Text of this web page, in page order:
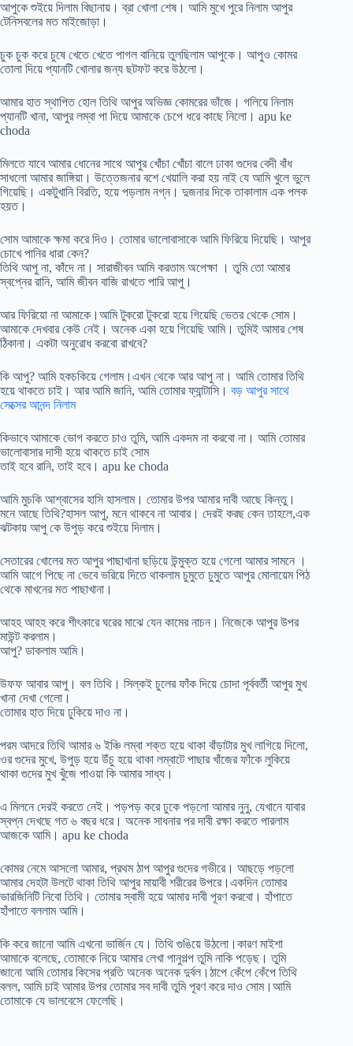
আপুকে শুইয়ে দিলাম বিছানায়। ব্রা খোলা শেষ। আমি মুখে পুরে নিলাম আপুর
টেনিসবলের মত মাইজোড়া।
চুক চুক করে চুষে খেতে খেতে পাগল বানিয়ে তুলছিলাম আপুকে। আপুও কোমর
তোলা দিয়ে প্যানটি খোলার জন্য ছটফট করে উঠলো।
আমার হাত স্থাপিত হোল তিথি আপুর অভিজ্ঞ কোমরের ভাঁজে। গলিয়ে নিলাম
প্যানটি খানা, আপুর লম্বা পা দিয়ে আমাকে চেপে ধরে কাছে নিলো। apu ke
choda
মিলতে যাবে আমার ধোনের সাথে আপুর খোঁচা খোঁচা বালে ঢাকা গুদের বেদী বাঁধ
সাধলো আমার জাঙ্গিয়া। উত্তেজনার বশে খেয়ালি করা হয় নাই যে আমি খুলে ভুলে
গিয়েছি। একটুখানি বিরতি, হয়ে পড়লাম নগ্ন। দুজনার দিকে তাকালাম এক পলক
হয়ত।
সোম আমাকে ক্ষমা করে দিও। তোমার ভালোবাসাকে আমি ফিরিয়ে দিয়েছি। আপুর
চোখে পানির ধারা কেন?
তিথি আপু না, কাঁদে না। সারাজীবন আমি করতাম অপেক্ষা । তুমি তো আমার
স্বপ্নের রানি, আমি জীবন বাজি রাখতে পারি আপু।
আর ফিরিয়ো না আমাকে।আমি টুকরো টুকরো হয়ে গিয়েছি ভেতর থেকে সোম।
আমাকে দেখবার কেউ নেই। অনেক একা হয়ে গিয়েছি আমি। তুমিই আমার শেষ
ঠিকানা। একটা অনুরোধ করবো রাখবে?
কি আপু? আমি হকচকিয়ে গেলাম।এখন থেকে আর আপু না। আমি তোমার তিথি
হয়ে থাকতে চাই। আর আমি জানি, আমি তোমার ফ্যান্টাসি। বড় আপুর সাথে
সেক্সের আনন্দ নিলাম
কিভাবে আমাকে ভোগ করতে চাও তুমি, আমি একদম না করবো না। আমি তোমার
ভালোবাসার দাসী হয়ে থাকতে চাই সোম
তাই হবে রানি, তাই হবে। apu ke choda
আমি মুচকি আশ্বাসের হাসি হাসলাম। তোমার উপর আমার দাবী আছে কিন্তু।
মনে আছে তিথি?হাসল আপু, মনে থাকবে না আবার। দেরই করছ কেন তাহলে,এক
ঝটকায় আপু কে উপুড় করে শুইয়ে দিলাম।
সেতারের খোলের মত আপুর পাছাখানা ছড়িয়ে উন্মুক্ত হয়ে গেলো আমার সামনে ।
আমি আগে পিছে না ভেবে ভরিয়ে দিতে থাকলাম চুমুতে চুমুতে আপুর মোলায়েম পিঠ
থেকে মাখনের মত পাছাখানা।
আহহ আহহ করে শীৎকারে ঘরের মাঝে যেন কামের নাচন। নিজেকে আপুর উপর
মাউন্ট করলাম।
আপু? ডাকলাম আমি।
উফফ আবার আপু। বল তিথি। সিল্কই চুলের ফাঁক দিয়ে চোদা পূর্ববর্তী আপুর মুখ
খানা দেখা গেলো।
তোমার হাত দিয়ে ঢুকিয়ে দাও না।
পরম আদরে তিথি আমার ৬ ইঞ্চি লম্বা শক্ত হয়ে থাকা বাঁড়াটার মুখ লাগিয়ে দিলো,
ওর গুদের মুখে, উপুড় হয়ে উঁচু হয়ে থাকা লম্বাটে পাছার খাঁজের ফাঁকে লুকিয়ে
থাকা গুদের মুখ খুঁজে পাওয়া কি আমার সাধ্য।
এ মিলনে দেরই করতে নেই। পড়পড় করে ঢুকে পড়লো আমার নুনু, যেখানে যাবার
স্বপ্ন দেখছে গত ৬ বছর ধরে। অনেক সাধনার পর দাবী রক্ষা করতে পারলাম
আজকে আমি। apu ke choda
কোমর নেমে আসলো আমার, প্রথম ঠাপ আপুর গুদের গভীরে। আছড়ে পড়লো
আমার দেহটা উলটে থাকা তিথি আপুর মায়াবী শরীরের উপরে।একদিন তোমার
ভারজিনিটি নিবো তিথি। তোমার স্বামী হয়ে আমার দাবী পূরণ করবো। হাঁপাতে
হাঁপাতে বললাম আমি।
কি করে জানো আমি এখনো ভার্জিন যে। তিথি গুঙিয়ে উঠলো।কারণ মাইশা
আমাকে বলেছে, তোমাকে নিয়ে আমার লেখা পানুগল্প তুমি নাকি পড়েছ। তুমি
জানো আমি তোমার কিসের প্রতি অনেক অনেক দুর্বল।ঠাপে কেঁপে কেঁপে তিথি
বলল, আমি চাই আমার উপর তোমার সব দাবী তুমি পূরণ করে দাও সোম।আমি
তোমাকে যে ভালবেসে ফেলেছি।